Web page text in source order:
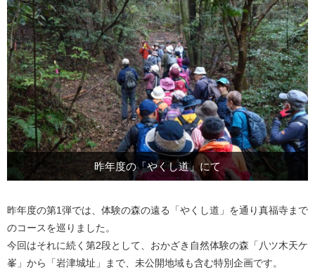
昨年度の「やくし道」にて
昨年度の第1弾では、体験の森の遠る「やくし道」を通り真福寺まで
のコースを巡りました。
今回はそれに続く第2段として、おかざき自然体験の森「八ツ木天ケ
峯」から「岩津城址」まで、未公開地域も含む特別企画です。